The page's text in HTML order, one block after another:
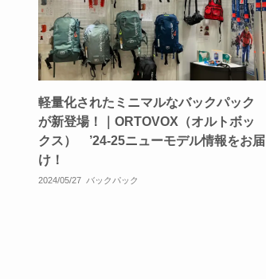
軽量化されたミニマルなバックパック
が新登場！｜ORTOVOX（オルトボッ
クス） ’24-25ニューモデル情報をお届
け！
2024/05/27 バックパック